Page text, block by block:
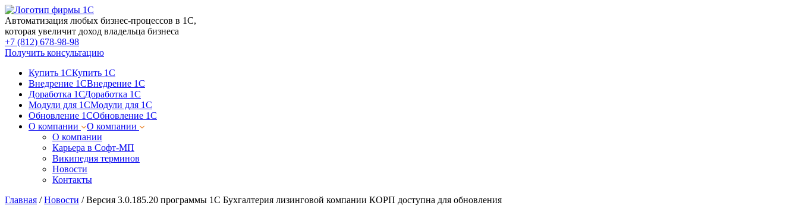
Автоматизация любых бизнес-процессов в 1С,
которая увеличит доход владельца бизнеса
+7 (812) 678-98-98
Получить консультацию
Купить 1СКупить 1С
Внедрение 1СВнедрение 1С
Доработка 1СДоработка 1С
Модули для 1СМодули для 1С
Обновление 1СОбновление 1С
О компании
О компании
О компании
Карьера в Софт-МП
Википедия терминов
Новости
Контакты
Главная /Новости /Версия 3.0.185.20 программы 1С Бухгалтерия лизинговой компании КОРП доступна для обновления